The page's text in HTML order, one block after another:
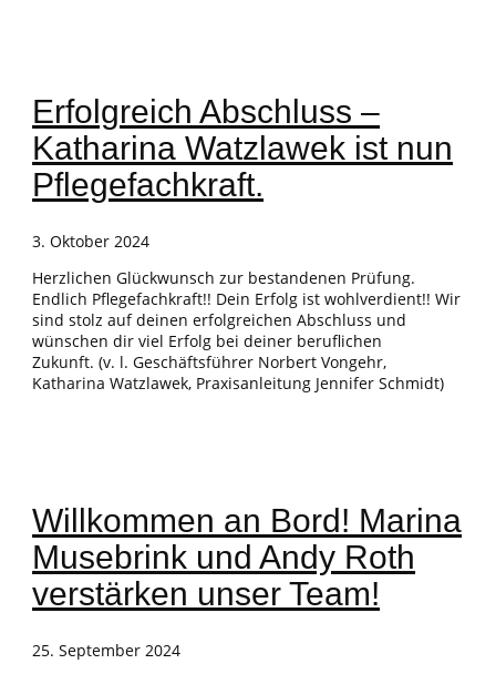
Erfolgreich Abschluss –
Katharina Watzlawek ist nun
Pflegefachkraft.
3. Oktober 2024
Herzlichen Glückwunsch zur bestandenen Prüfung.
Endlich Pflegefachkraft!! Dein Erfolg ist wohlverdient!! Wir
sind stolz auf deinen erfolgreichen Abschluss und
wünschen dir viel Erfolg bei deiner beruflichen
Zukunft. (v. l. Geschäftsführer Norbert Vongehr,
Katharina Watzlawek, Praxisanleitung Jennifer Schmidt)
Willkommen an Bord! Marina
Musebrink und Andy Roth
verstärken unser Team!
25. September 2024